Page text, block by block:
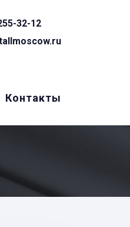
32-12
Контакты